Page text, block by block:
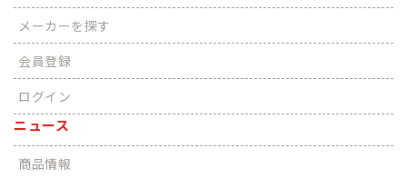
メーカーを探す
会員登録
ログイン
ニュース
商品情報